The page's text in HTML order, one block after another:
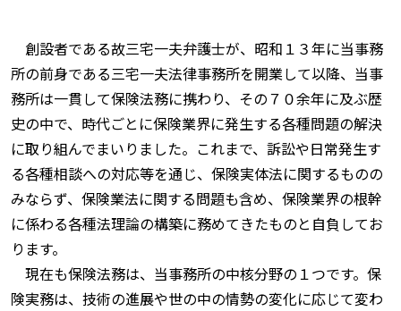
創設者である故三宅一夫弁護士が、昭和１３年に当事務
所の前身である三宅一夫法律事務所を開業して以降、当事
務所は一貫して保険法務に携わり、その７０余年に及ぶ歴
史の中で、時代ごとに保険業界に発生する各種問題の解決
に取り組んでまいりました。これまで、訴訟や日常発生す
る各種相談への対応等を通じ、保険実体法に関するものの
みならず、保険業法に関する問題も含め、保険業界の根幹
に係わる各種法理論の構築に務めてきたものと自負してお
ります。
現在も保険法務は、当事務所の中核分野の１つです。保
険実務は、技術の進展や世の中の情勢の変化に応じて変わ